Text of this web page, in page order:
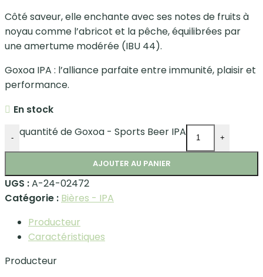
Côté saveur, elle enchante avec ses notes de fruits à
noyau comme l’abricot et la pêche, équilibrées par
une amertume modérée (IBU 44).
Goxoa IPA : l’alliance parfaite entre immunité, plaisir et
performance.
En stock
- quantité de Goxoa - Sports Beer IPA +
AJOUTER AU PANIER
UGS :A-24-02472
Catégorie : Bières - IPA
Producteur
Caractéristiques
Producteur